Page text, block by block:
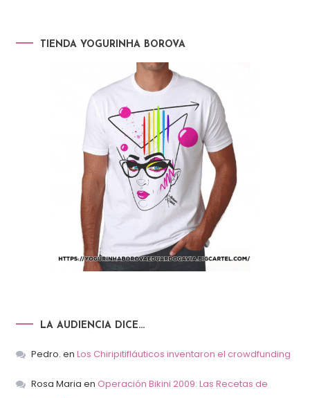
TIENDA YOGURINHA BOROVA
LA AUDIENCIA DICE…
Pedro. en Los Chiripitifláuticos inventaron el crowdfunding
Rosa Maria en Operación Bikini 2009: Las Recetas de